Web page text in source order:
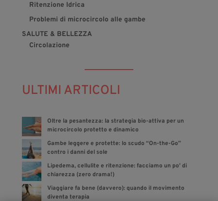
Ritenzione Idrica
Problemi di microcircolo alle gambe
SALUTE & BELLEZZA
Circolazione
ULTIMI ARTICOLI
Oltre la pesantezza: la strategia bio-attiva per un
microcircolo protetto e dinamico
Gambe leggere e protette: lo scudo “On-the-Go”
contro i danni del sole
Lipedema, cellulite e ritenzione: facciamo un po’ di
chiarezza (zero drama!)
Viaggiare fa bene (davvero): quando il movimento
diventa terapia